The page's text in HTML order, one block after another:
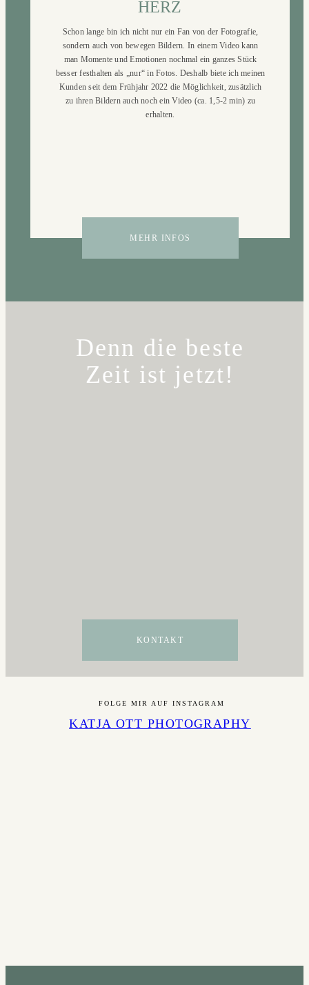
HERZ
Schon lange bin ich nicht nur ein Fan von der Fotografie,
sondern auch von bewegen Bildern. In einem Video kann
man Momente und Emotionen nochmal ein ganzes Stück
besser festhalten als „nur“ in Fotos. Deshalb biete ich meinen
Kunden seit dem Frühjahr 2022 die Möglichkeit, zusätzlich
zu ihren Bildern auch noch ein Video (ca. 1,5-2 min) zu
erhalten.
MEHR INFOS
Denn die beste
Zeit ist jetzt!
KONTAKT
FOLGE MIR AUF INSTAGRAM
KATJA OTT PHOTOGRAPHY